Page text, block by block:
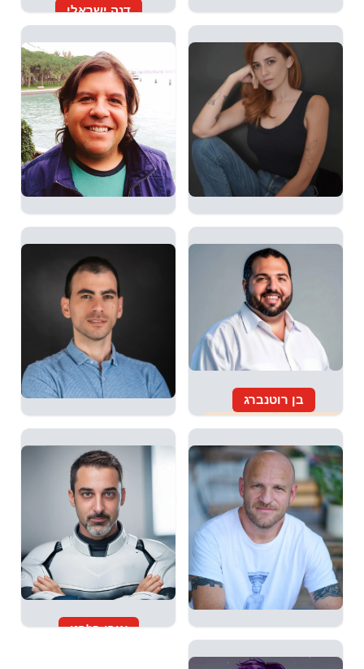
ישי רזיאל
מרצה ומומחה בתחום ה-AI
במוזיקה,
דנה ישראלי
יצירה
אלה אוזן
אלה אוזן היא אמנית
רב-תחומית
מתי מריאנסקי
אמן וטכנולוג בתחום למידת
מכונה.
בן רוטנברג
שחר גולן
שחר גולן מרצה ומלמד על
אדי גולדנברג
Gen AI Expert at NVIDIA
אורי בז'רנו